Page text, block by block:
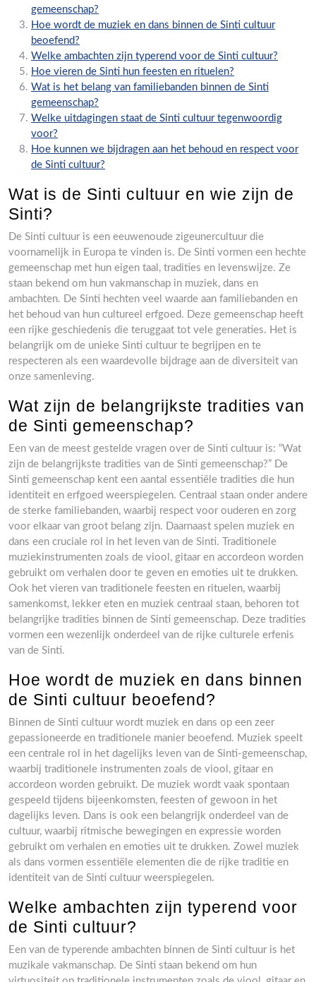
gemeenschap?
Hoe wordt de muziek en dans binnen de Sinti cultuur
beoefend?
Welke ambachten zijn typerend voor de Sinti cultuur?
Hoe vieren de Sinti hun feesten en rituelen?
Wat is het belang van familiebanden binnen de Sinti
gemeenschap?
Welke uitdagingen staat de Sinti cultuur tegenwoordig
voor?
Hoe kunnen we bijdragen aan het behoud en respect voor
de Sinti cultuur?
Wat is de Sinti cultuur en wie zijn de
Sinti?
De Sinti cultuur is een eeuwenoude zigeunercultuur die
voornamelijk in Europa te vinden is. De Sinti vormen een hechte
gemeenschap met hun eigen taal, tradities en levenswijze. Ze
staan bekend om hun vakmanschap in muziek, dans en
ambachten. De Sinti hechten veel waarde aan familiebanden en
het behoud van hun cultureel erfgoed. Deze gemeenschap heeft
een rijke geschiedenis die teruggaat tot vele generaties. Het is
belangrijk om de unieke Sinti cultuur te begrijpen en te
respecteren als een waardevolle bijdrage aan de diversiteit van
onze samenleving.
Wat zijn de belangrijkste tradities van
de Sinti gemeenschap?
Een van de meest gestelde vragen over de Sinti cultuur is: “Wat
zijn de belangrijkste tradities van de Sinti gemeenschap?” De
Sinti gemeenschap kent een aantal essentiële tradities die hun
identiteit en erfgoed weerspiegelen. Centraal staan onder andere
de sterke familiebanden, waarbij respect voor ouderen en zorg
voor elkaar van groot belang zijn. Daarnaast spelen muziek en
dans een cruciale rol in het leven van de Sinti. Traditionele
muziekinstrumenten zoals de viool, gitaar en accordeon worden
gebruikt om verhalen door te geven en emoties uit te drukken.
Ook het vieren van traditionele feesten en rituelen, waarbij
samenkomst, lekker eten en muziek centraal staan, behoren tot
belangrijke tradities binnen de Sinti gemeenschap. Deze tradities
vormen een wezenlijk onderdeel van de rijke culturele erfenis
van de Sinti.
Hoe wordt de muziek en dans binnen
de Sinti cultuur beoefend?
Binnen de Sinti cultuur wordt muziek en dans op een zeer
gepassioneerde en traditionele manier beoefend. Muziek speelt
een centrale rol in het dagelijks leven van de Sinti-gemeenschap,
waarbij traditionele instrumenten zoals de viool, gitaar en
accordeon worden gebruikt. De muziek wordt vaak spontaan
gespeeld tijdens bijeenkomsten, feesten of gewoon in het
dagelijks leven. Dans is ook een belangrijk onderdeel van de
cultuur, waarbij ritmische bewegingen en expressie worden
gebruikt om verhalen en emoties uit te drukken. Zowel muziek
als dans vormen essentiële elementen die de rijke traditie en
identiteit van de Sinti cultuur weerspiegelen.
Welke ambachten zijn typerend voor
de Sinti cultuur?
Een van de typerende ambachten binnen de Sinti cultuur is het
muzikale vakmanschap. De Sinti staan bekend om hun